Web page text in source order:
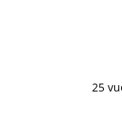
25